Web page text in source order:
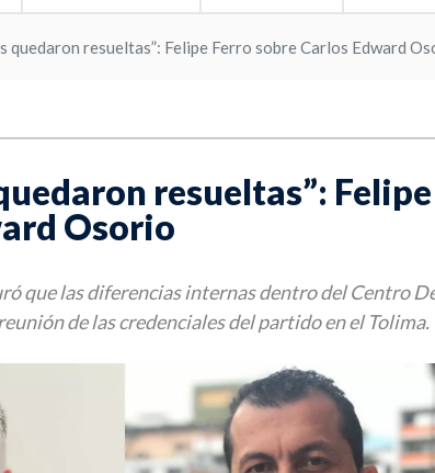
quedaron resueltas”: Felipe Ferro sobre Carlos Edward
resueltas”:
Osorio
que las diferencias internas dentro del Centro
de las credenciales del partido en el Tolima.